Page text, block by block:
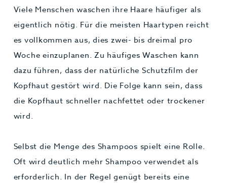
Viele Menschen waschen ihre Haare häufiger als
eigentlich nötig. Für die meisten Haartypen reicht
es vollkommen aus, dies zwei- bis dreimal pro
Woche einzuplanen. Zu häufiges Waschen kann
dazu führen, dass der natürliche Schutzfilm der
Kopfhaut gestört wird. Die Folge kann sein, dass
die Kopfhaut schneller nachfettet oder trockener
wird.
Selbst die Menge des Shampoos spielt eine Rolle.
Oft wird deutlich mehr Shampoo verwendet als
erforderlich. In der Regel genügt bereits eine